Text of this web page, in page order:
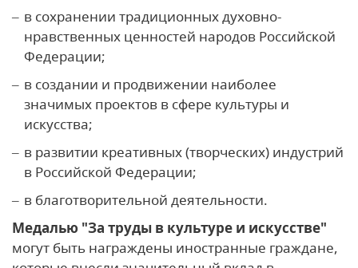
в сохранении традиционных духовно-
нравственных ценностей народов Российской
Федерации;
в создании и продвижении наиболее
значимых проектов в сфере культуры и
искусства;
в развитии креативных (творческих) индустрий
в Российской Федерации;
в благотворительной деятельности.
Медалью "За труды в культуре и искусстве"
могут быть награждены иностранные граждане,